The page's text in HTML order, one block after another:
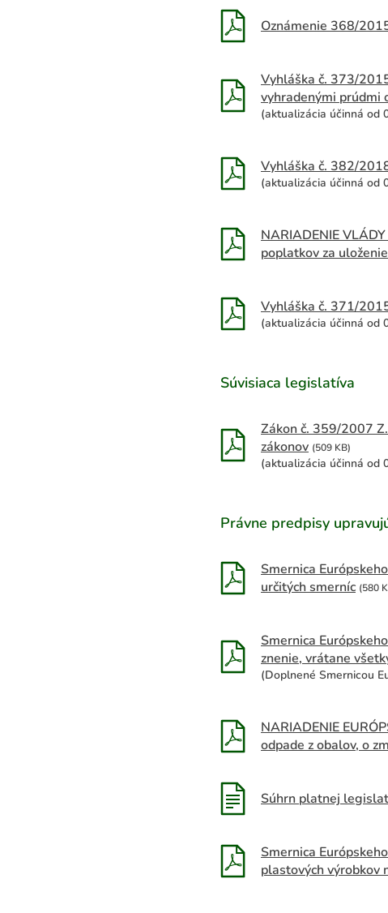
Oznámenie 368/
Vyhláška č. 373/
vyhradenými prúdmi
(aktualizácia účinná od
Vyhláška č. 382/
(aktualizácia účinná od
NARIADENIE
poplatkov za
Vyhláška č. 371/
(aktualizácia účinná od
Súvisiaca legislatíva
Zákon č. 359/2007
zákonov (509 KB)
(aktualizácia účinná od
Právne predpisy
Smernica
určitých smerníc (580
Smernica
znenie, vrátane
(Doplnené Smernicou
NARIADENIE
odpade z obalov, o
Súhrn platnej
Smernica
plastových výrobkov